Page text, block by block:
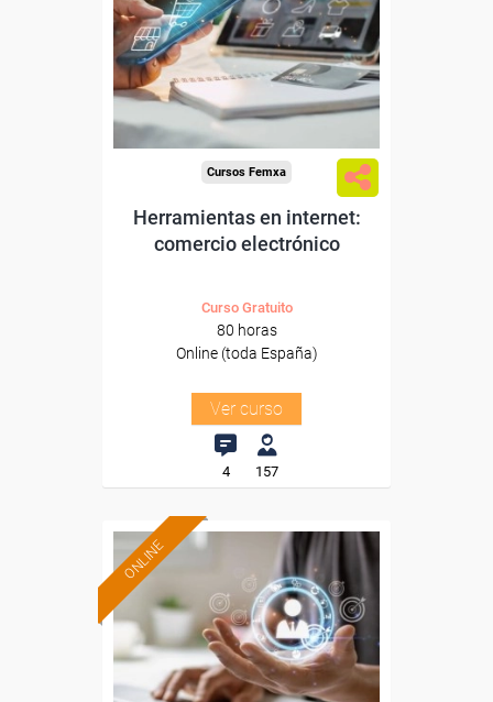
Para desempleados,
trabajadores y autónomos.
Sector
Cursos Femxa
Herramientas en internet:
comercio electrónico
Curso Gratuito
80 horas
Online (toda España)
Ver curso
4 157
ONLINE
Formación 100%
subvencionada.
Para desempleados,
trabajadores y autónomos.